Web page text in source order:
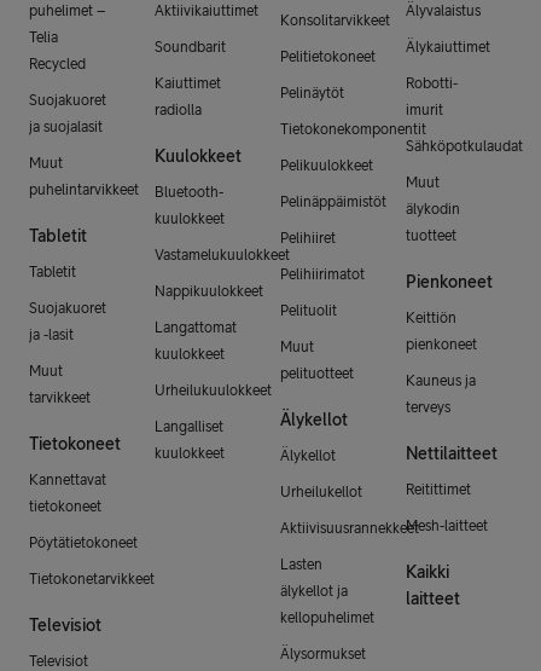
puhelimet –
Telia
Recycled
Suojakuoret
ja suojalasit
Muut
puhelintarvikkeet
Tabletit
Tabletit
Suojakuoret
ja -lasit
Muut
tarvikkeet
Tietokoneet
Kannettavat
tietokoneet
Pöytätietokoneet
Tietokonetarvikkeet
Televisiot
Televisiot
Aktiivikaiuttimet
Soundbarit
Kaiuttimet
radiolla
Kuulokkeet
Bluetooth-
kuulokkeet
Vastamelukuulokkeet
Nappikuulokkeet
Langattomat
kuulokkeet
Urheilukuulokkeet
Langalliset
kuulokkeet
Konsolitarvikkeet
Pelitietokoneet
Pelinäytöt
Tietokonekomponentit
Pelikuulokkeet
Pelinäppäimistöt
Pelihiiret
Pelihiirimatot
Pelituolit
Muut
pelituotteet
Älykellot
Älykellot
Urheilukellot
Aktiivisuusrannekkeet
Lasten
älykellot ja
kellopuhelimet
Älysormukset
Älyvalaistus
Älykaiuttimet
Robotti-
imurit
Sähköpotkulaudat
Muut
älykodin
tuotteet
Pienkoneet
Keittiön
pienkoneet
Kauneus ja
terveys
Nettilaitteet
Reitittimet
Mesh-laitteet
Kaikki
laitteet